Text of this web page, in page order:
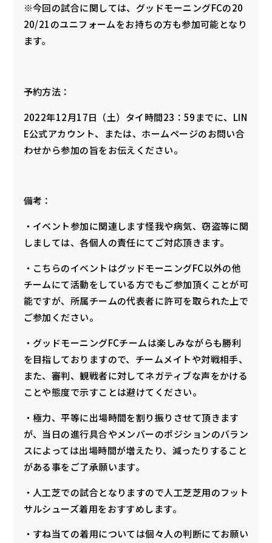
※今回の試合に関しては、グッドモーニングFCの20
20/21のユニフォームをお持ちの方も参加可能となり
ます。
予約方法：
2022年12月17日（土）タイ時間23：59までに、LIN
E公式アカウント、または、ホームページのお問い合
わせから参加の旨をお伝えください。
備考：
・イベント参加に関連します怪我や病気、窃盗等に関
しましては、各個人の責任にてご対応頂きます。
・こちらのイベントはグッドモーニングFC以外の他
チームにて活動をしている方でもご参加頂くことが可
能ですが、所属チームの代表者に許可を取られた上で
ご参加ください。
・グッドモーニングFCチームは楽しみながらも勝利
を目指しておりますので、チームメイトや対戦相手、
また、審判、観戦者に対してネガティブな声をかける
ことや態度で示すことは避けてください。
・極力、平等に出場時間を割り振りさせて頂きます
が、当日の進行具合やメンバーのポジションのバラン
スによっては出場時間が増えたり、減ったりすること
がある事をご了承願います。
・人工芝での試合となりますので人工芝芝用のフット
サルシューズ着用をおすすめします。
・すね当ての着用については個々人の判断にてお願い